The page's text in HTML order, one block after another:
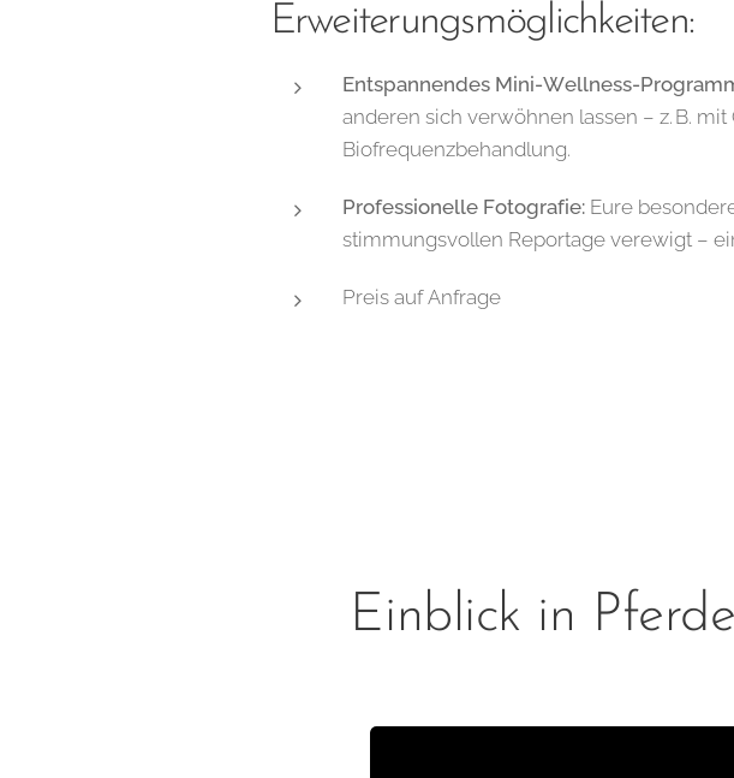
Erweiterungsmöglichkeiten:
Entspannendes Mini-Wellness-
anderen sich verwöhnen lassen – z. B.
Biofrequenzbehandlung.
Professionelle Fotografie:Eure
stimmungsvollen Reportage verewigt –
Preis auf Anfrage
Einblick in